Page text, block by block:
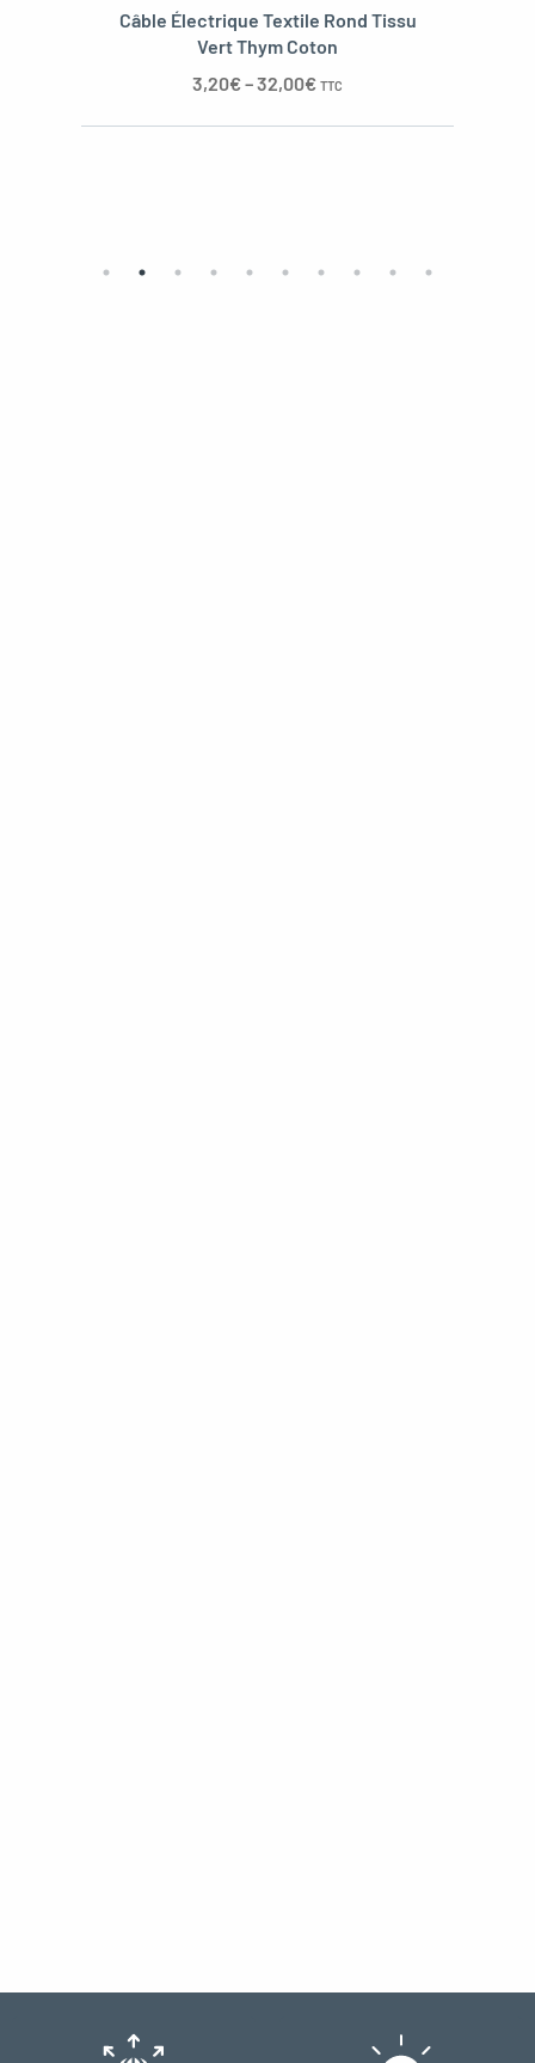
Câble Électrique Textile Rond Tissu
Vert Thym Coton
3,20€–32,00€ TTC